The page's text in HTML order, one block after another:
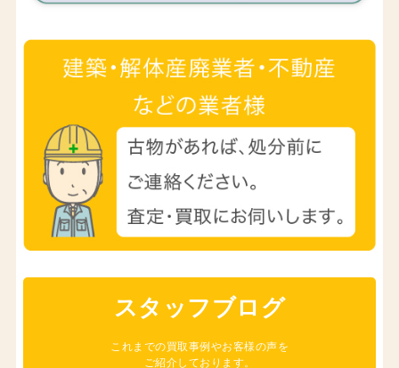
スタッフブログ
これまでの買取事例やお客様の声を
ご紹介しております。